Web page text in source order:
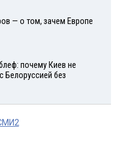
— о том, зачем Европе
почему Киев не
Белоруссией без